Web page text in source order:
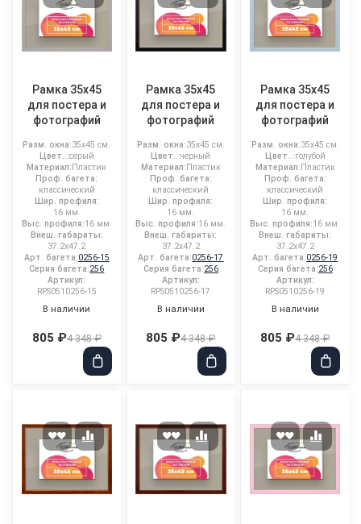
Рамка 35x45
для постера и
фотографий
Разм. окна:35x45 см.
Цвет..:серый
Материал: Пластик
Проф. багета:
классический
Шир. профиля:
16 мм.
Выс. профиля:16 мм.
Внеш. габариты:
37.2x47.2
Арт. багета:0256-15
Серия багета:256
Артикул:
RPS0510256-15
В наличии
805 ₽4 348 ₽
Рамка 35x45
для постера и
фотографий
Разм. окна:35x45 см.
Цвет..:черный
Материал: Пластик
Проф. багета:
классический
Шир. профиля:
16 мм.
Выс. профиля:16 мм.
Внеш. габариты:
37.2x47.2
Арт. багета:0256-17
Серия багета:256
Артикул:
RPS0510256-17
В наличии
805 ₽4 348 ₽
Рамка 35x45
для постера и
фотографий
Разм. окна:35x45 см.
Цвет..:голубой
Материал: Пластик
Проф. багета:
классический
Шир. профиля:
16 мм.
Выс. профиля:16 мм.
Внеш. габариты:
37.2x47.2
Арт. багета:0256-19
Серия багета:256
Артикул:
RPS0510256-19
В наличии
805 ₽4 348 ₽